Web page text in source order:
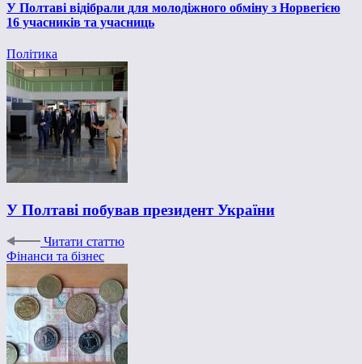
У Полтаві відібрали для молодіжного обміну з Норвегією
16 учасників та учасниць
Політика
У Полтаві побував президент України
Читати статтю
Фінанси та бізнес